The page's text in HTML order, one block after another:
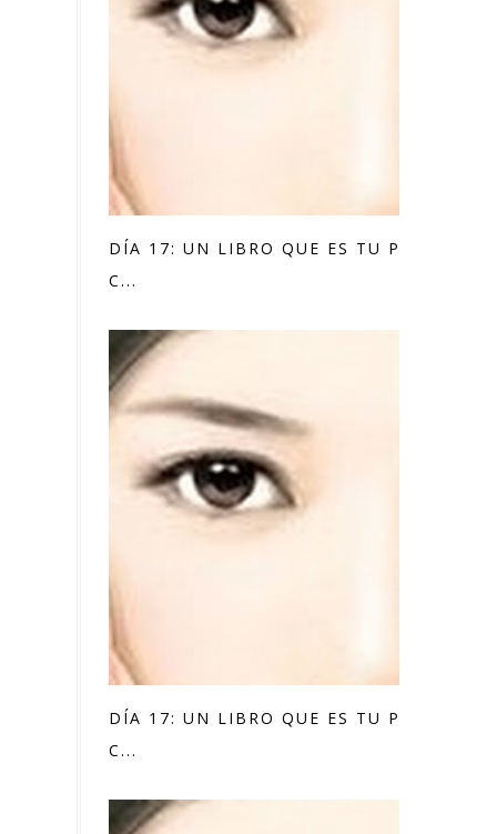
DÍA 17: UN LIBRO QUE ES TU PLACER
C...
DÍA 17: UN LIBRO QUE ES TU PLACER
C...